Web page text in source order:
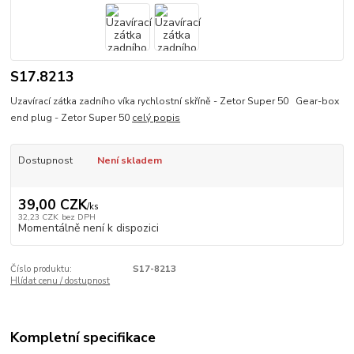
S17.8213
Uzavírací zátka zadního víka rychlostní skříně - Zetor Super 50 Gear-box
end plug - Zetor Super 50 celý popis
Dostupnost Není skladem
39,00 CZK/ks
32,23 CZK bez DPH
Momentálně není k dispozici
Číslo produktu:
S17-8213
Hlídat cenu / dostupnost
Kompletní specifikace